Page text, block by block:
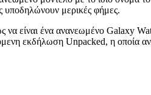
μερικές φήμες.
είναι ένα ανανεωμένο Galaxy
εκδήλωση Unpacked, η οποία